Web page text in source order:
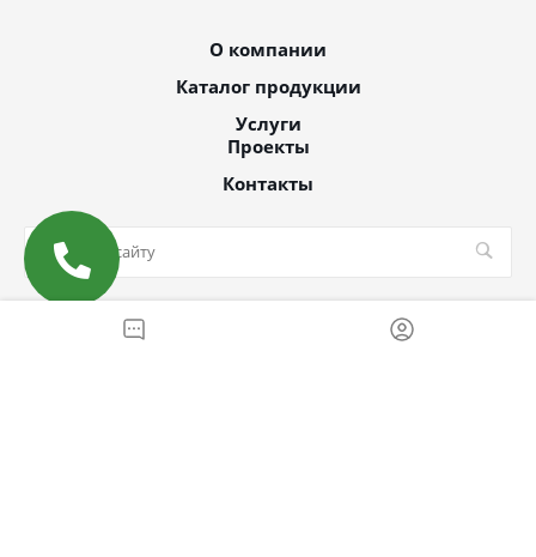
О компании
Каталог продукции
Услуги
Проекты
Контакты